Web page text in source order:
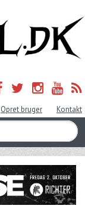
Opret bruger Kontakt